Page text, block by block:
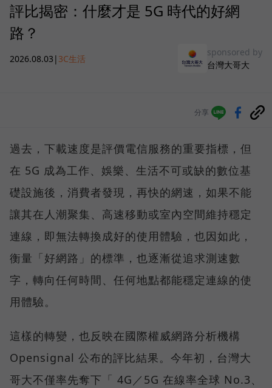
評比揭密：什麼才是 5G 時代的好網
路？
2026.08.03 | 3C生活
sponsored by
台灣大哥大
分享
過去，下載速度是評價電信服務的重要指標，但
在 5G 成為工作、娛樂、生活不可或缺的數位基
礎設施後，消費者發現，再快的網速，如果不能
讓其在人潮聚集、高速移動或室內空間維持穩定
連線，即無法轉換成好的使用體驗，也因如此，
衡量「好網路」的標準，也逐漸從追求測速數
字，轉向任何時間、任何地點都能穩定連線的使
用體驗。
這樣的轉變，也反映在國際權威網路分析機構
Opensignal 公布的評比結果。今年初，台灣大
哥大不僅率先奪下「 4G／5G 在線率全球 No.3、